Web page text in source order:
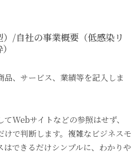
/自社の事業概要（低感染リ
、サービス、業績等を記入しま
Webサイトなどの参照はせず、
けで判断します。複雑なビジネスモ
はできるだけシンプルに、わかりや